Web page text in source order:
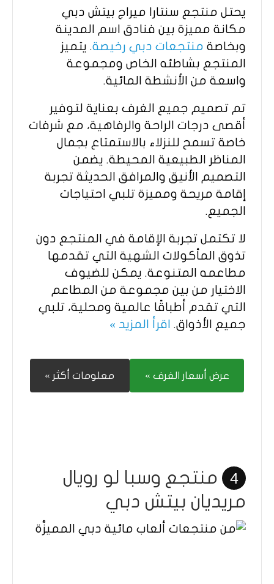
يحتل منتجع سنتارا ميراج بيتش دبي
مكانة مميزة بين فنادق اسم المدينة
وبخاصة منتجعات دبي رخيصة. يتميز
المنتجع بشاطئه الخاص ومجموعة
واسعة من الأنشطة المائية.
تم تصميم جميع الغرف بعناية لتوفير
أقصى درجات الراحة والرفاهية، مع شرفات
خاصة تسمح للنزلاء بالاستمتاع بجمال
المناظر الطبيعية المحيطة. يضمن
التصميم الأنيق والمرافق الحديثة تجربة
إقامة مريحة ومميزة تلبي احتياجات
الجميع.
لا تكتمل تجربة الإقامة في المنتجع دون
تذوق المأكولات الشهية التي تقدمها
مطاعمه المتنوعة. يمكن للضيوف
الاختيار من بين مجموعة من المطاعم
التي تقدم أطباقًا عالمية ومحلية، تلبي
جميع الأذواق. اقرأ المزيد »
عرض أسعار الغرف » معلومات أكثر »
4
منتجع وسبا لو رويال
مريديان بيتش دبي